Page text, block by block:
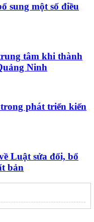
sung một số điều
tâm khi thành
Ninh
phát triển kiến
Luật sửa đổi, bổ
bản